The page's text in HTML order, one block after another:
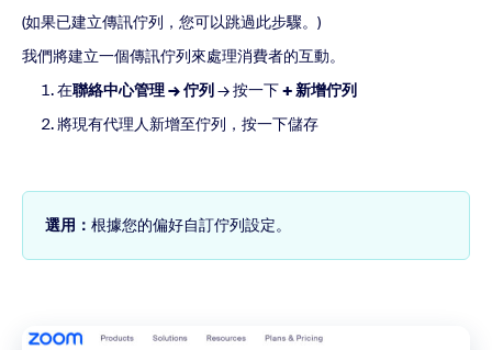
(如果已建立傳訊佇列，您可以跳過此步驟。)
我們將建立一個傳訊佇列來處理消費者的互動。
在聯絡中心管理 → 佇列→ 按一下+ 新增佇列
將現有代理人新增至佇列，按一下儲存
選用： 根據您的偏好自訂佇列設定。